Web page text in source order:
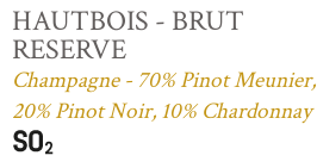
HAUTBOIS - BRUT
RESERVE
Champagne - 70% Pinot Meunier,
20% Pinot Noir, 10% Chardonnay